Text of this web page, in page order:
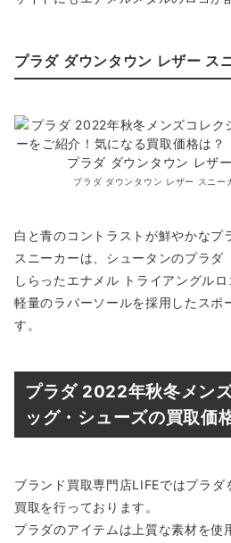
プラダ ダウンタウン レザー ス
プラダ ダウンタウン レザー スニ
白と青のコントラストが鮮やかなプ
スニーカーは、シュータンのプラダ
しらったエナメル トライアングルロ
軽量のラバーソールを採用したスポ
す。
プラダ 2022年秋冬メン
ッグ・シューズの買取価
ブランド買取専門店LIFEではプラ
買取を行っております。
プラダのアイテムは上質な素材を使